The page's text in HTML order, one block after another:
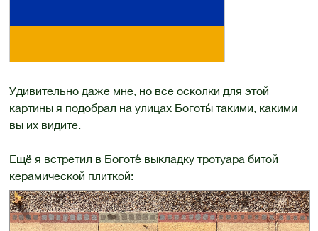
Удивительно даже мне, но все осколки для этой
картины я подобрал на улицах Боготы́ такими, какими
вы их видите.
Ещё я встретил в Боготе́ выкладку тротуара битой
керамической плиткой: